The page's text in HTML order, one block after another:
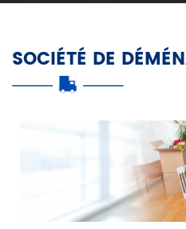
SOCIÉTÉ DE